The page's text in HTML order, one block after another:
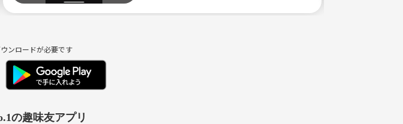
ンロードが必要です
の趣味友アプリ